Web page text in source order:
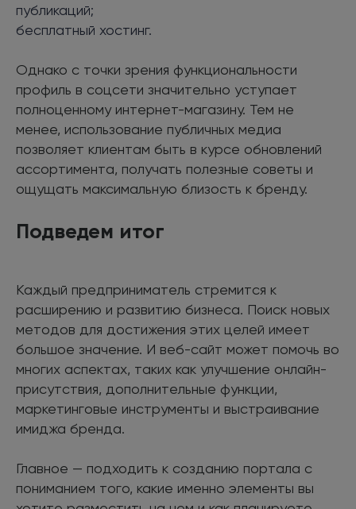
публикаций;
бесплатный хостинг.
Однако с точки зрения функциональности
профиль в соцсети значительно уступает
полноценному интернет-магазину. Тем не
менее, использование публичных медиа
позволяет клиентам быть в курсе обновлений
ассортимента, получать полезные советы и
ощущать максимальную близость к бренду.
Подведем итог
Каждый предприниматель стремится к
расширению и развитию бизнеса. Поиск новых
методов для достижения этих целей имеет
большое значение. И веб-сайт может помочь во
многих аспектах, таких как улучшение онлайн-
присутствия, дополнительные функции,
маркетинговые инструменты и выстраивание
имиджа бренда.
Главное — подходить к созданию портала с
пониманием того, какие именно элементы вы